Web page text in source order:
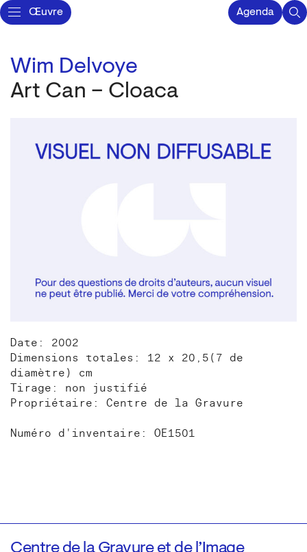
Œuvre Agenda
Wim Delvoye
Art Can – Cloaca
Date: 2002
Dimensions totales: 12 x 20,5(7 de
diamètre) cm
Tirage: non justifié
Propriétaire: Centre de la Gravure
Numéro d'inventaire: OE1501
Centre de la Gravure et de l’Image